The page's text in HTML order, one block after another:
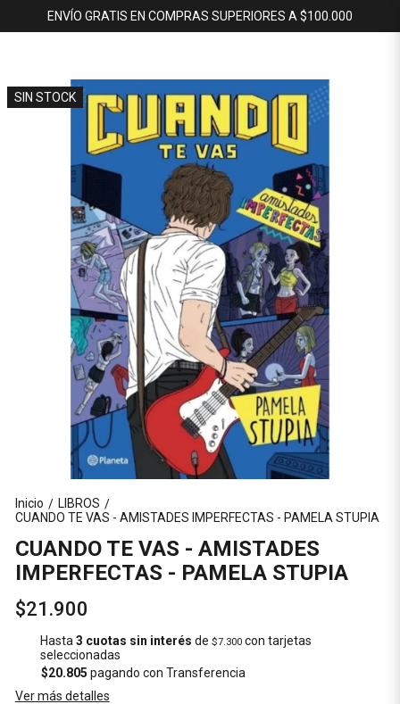
ENVÍO GRATIS EN COMPRAS SUPERIORES A $100.000
SIN STOCK
Inicio / LIBROS /
CUANDO TE VAS - AMISTADES IMPERFECTAS - PAMELA STUPIA
CUANDO TE VAS - AMISTADES
IMPERFECTAS - PAMELA STUPIA
$21.900
Hasta3 cuotas sin interés de$7.300 con tarjetas
seleccionadas
$20.805 pagando con Transferencia
Ver más detalles